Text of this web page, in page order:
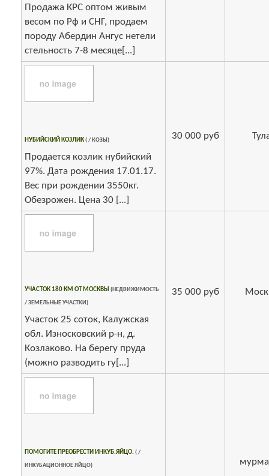
Продажа КРС оптом живым
весом по Рф и СНГ, продаем
породу Абердин Ангус нетели
стельность 7-8 месяце[...]
НУБИЙСКИЙ КОЗЛИК( / КОЗЫ)
Продается козлик нубийский
97%. Дата рождения 17.01.17.
Вес при рождении 3550кг.
Обезрожен. Цена 30 [...]
30 000 руб
УЧАСТОК 180 КМ ОТ МОСКВЫ (НЕДВИЖИМОСТЬ
/ ЗЕМЕЛЬНЫЕ УЧАСТКИ)
Участок 25 соток, Калужская
обл. Износковский р-н, д.
Козлаково. На берегу пруда
(можно разводить гу[...]
35 000 руб
ПОМОГИТЕ ПРЕОБРЕСТИ ИНКУБ.ЯЙЦО.( /
ИНКУБАЦИОННОЕ ЯЙЦО)